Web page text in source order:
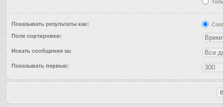
Показывать результаты как:
Поле сортировки:
Искать сообщения за:
Показывать первые: